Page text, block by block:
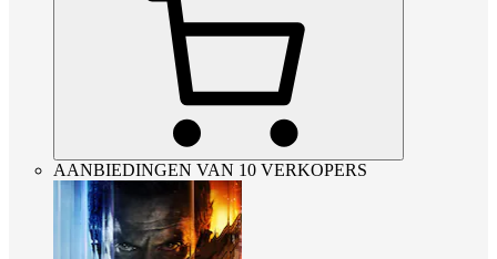
AANBIEDINGEN VAN 10 VERKOPERS